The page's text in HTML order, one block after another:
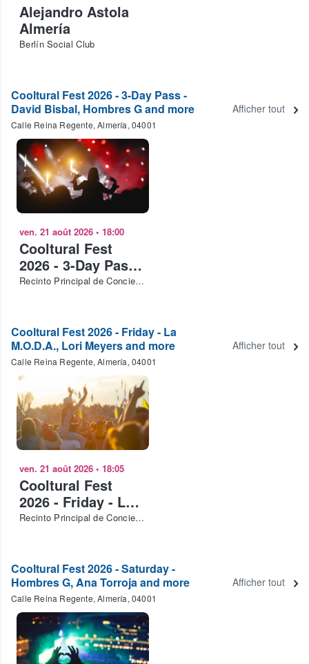
Alejandro Astola
Almería
Berlín Social Club
Cooltural Fest 2026 - 3-Day Pass -
David Bisbal, Hombres G and more
Calle Reina Regente, Almería, 04001
Afficher tout
ven. 21 août 2026 • 18:00
Cooltural Fest
2026 - 3-Day Pass -
David Bisbal,
Recinto Principal de Conciertos Cooltural Fest
Cooltural Fest 2026 - Friday - La
M.O.D.A., Lori Meyers and more
Calle Reina Regente, Almería, 04001
Afficher tout
ven. 21 août 2026 • 18:05
Cooltural Fest
2026 - Friday - La
M.O.D.A., Lori
Recinto Principal de Conciertos Cooltural Fest
Cooltural Fest 2026 - Saturday -
Hombres G, Ana Torroja and more
Calle Reina Regente, Almería, 04001
Afficher tout